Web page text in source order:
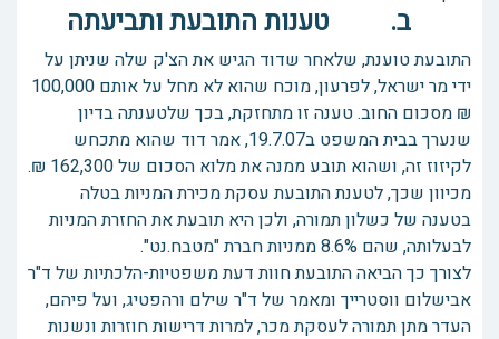
ב. טענות התובעת ותביעתה
התובעת טוענת, שלאחר שדוד הגיש את הצ'ק שלה שניתן על
ידי מר ישראל, לפרעון, מוכח שהוא לא מחל על אותם 100,000
₪ מסכום החוב. טענה זו מתחזקת, בכך שלטענתה בדיון
שנערך בבית המשפט ב19.7.07, אמר דוד שהוא מתכחש
לקיזוז זה, ושהוא תובע ממנה את מלוא הסכום של 162,300 ₪.
מכיוון שכך, לטענת התובעת עסקת מכירת המניות בטלה
בטענה של כשלון תמורה, ולכן היא תובעת את החזרת המניות
לבעלותה, שהם 8.6% ממניות חברת "מטבח.נט".
לצורך כך הביאה התובעת חוות דעת משפטיות-הלכתיות של ד"ר
אבישלום ווסטרייך ומאמר של ד"ר שילם ורהפטיג, ועל פיהם,
העדר מתן תמורה לעסקת מכר, למרות דרישות חוזרות ונשנות